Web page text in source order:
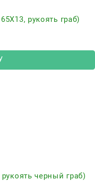
рукоять граб)
черный граб)